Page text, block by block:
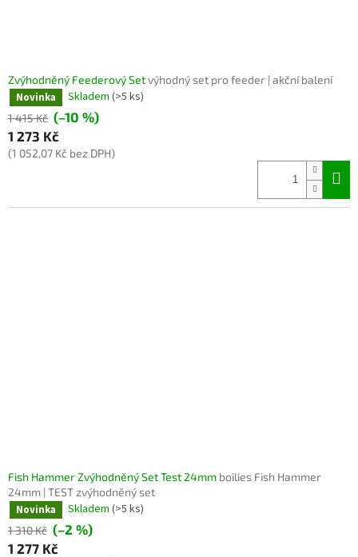
Zvýhodněný Feederový Setvýhodný set pro feeder | akční balení
Novinka Skladem (>5 ks)
1 415 Kč (–10 %)
1 273 Kč
(1 052,07 Kč bez DPH)
Fish Hammer Zvýhodněný Set Test 24mm boilies Fish Hammer
24mm | TEST zvýhodněný set
Novinka Skladem (>5 ks)
1 310 Kč (–2 %)
1 277 Kč